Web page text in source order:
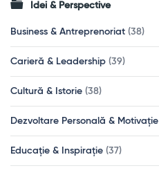
Idei & Perspective
Business & Antreprenoriat (38)
Carieră & Leadership (39)
Cultură & Istorie (38)
Dezvoltare Personală & Motivație
Educație & Inspirație (37)